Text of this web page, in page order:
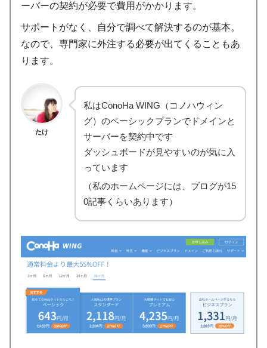
ーバーの契約が必要で費用がかかります。
サポートがなく、自分で調べて解決するのが基本。
なので、専門家に外注する必要が出てくることもあ
ります。
たけ
私はConoHa WING（コノハウィン
グ）のベーシックプランでドメインと
サーバーを契約中です
ダッシュボードが見やすいのが気に入
っています
（私のホームページには、ブログが15
0記事くらいあります）